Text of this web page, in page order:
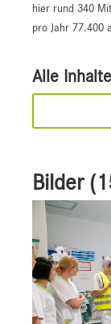
hier rund 340
pro Jahr 77.400
Alle
Bilder